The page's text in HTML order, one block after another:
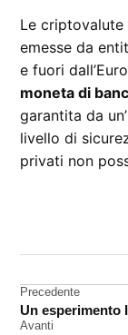
Le
emesse da
e fuori
moneta di
garantita da
livello di
privati non
Navigazione
articoli
Precedente
Un esperimento
Avanti